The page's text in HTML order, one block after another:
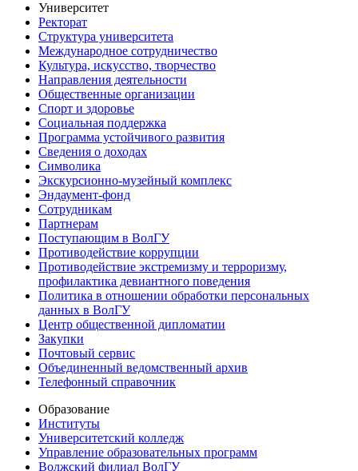
Университет
Ректорат
Структура университета
Международное сотрудничество
Культура, искусство, творчество
Направления деятельности
Общественные организации
Спорт и здоровье
Социальная поддержка
Программа устойчивого развития
Сведения о доходах
Символика
Экскурсионно-музейный комплекс
Эндаумент-фонд
Сотрудникам
Партнерам
Поступающим в ВолГУ
Противодействие коррупции
Противодействие экстремизму и терроризму,
профилактика девиантного поведения
Политика в отношении обработки персональных
данных в ВолГУ
Центр общественной дипломатии
Закупки
Почтовый сервис
Объединенный ведомственный архив
Телефонный справочник
Образование
Институты
Университетский колледж
Управление образовательных программ
Волжский филиал ВолГУ